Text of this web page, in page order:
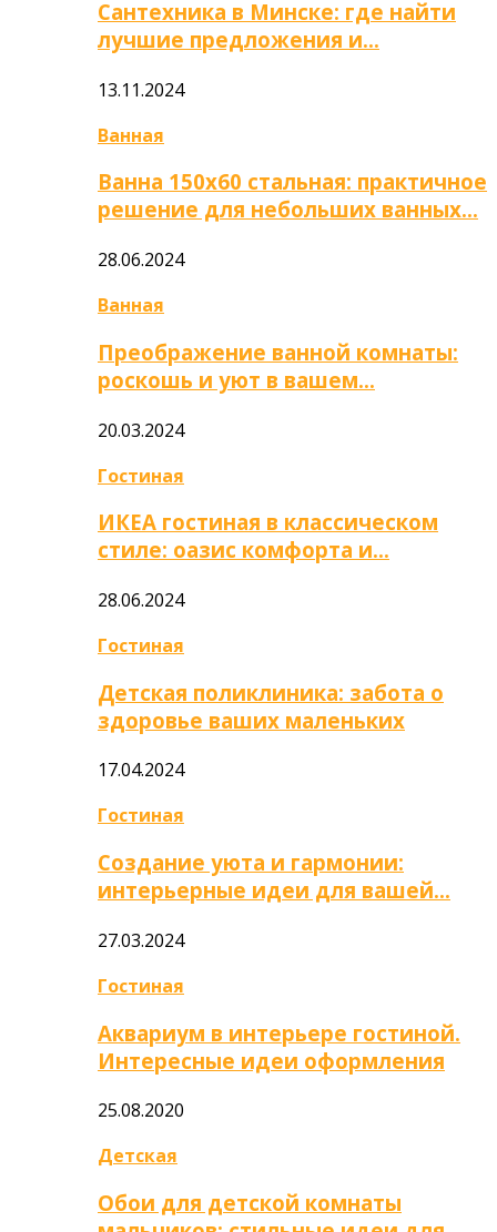
Сантехника в Минске: где найти
лучшие предложения и…
13.11.2024
Ванная
Ванна 150х60 стальная: практичное
решение для небольших ванных…
28.06.2024
Ванная
Преображение ванной комнаты:
роскошь и уют в вашем…
20.03.2024
Гостиная
ИКЕА гостиная в классическом
стиле: оазис комфорта и…
28.06.2024
Гостиная
Детская поликлиника: забота о
здоровье ваших маленьких
17.04.2024
Гостиная
Создание уюта и гармонии:
интерьерные идеи для вашей…
27.03.2024
Гостиная
Аквариум в интерьере гостиной.
Интересные идеи оформления
25.08.2020
Детская
Обои для детской комнаты